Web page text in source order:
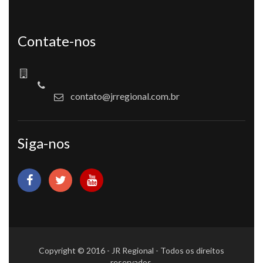
Contate-nos
contato@jrregional.com.br
Siga-nos
Copyright © 2016 - JR Regional - Todos os direitos